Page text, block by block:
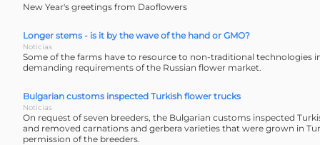
New Year's greetings from Daoflowers
Longer stems - is it by the wave of the hand or GMO?
Noticias
Some of the farms have to resource to non-traditional technologies
demanding requirements of the Russian flower market.
Bulgarian customs inspected Turkish flower trucks
Noticias
On request of seven breeders, the Bulgarian customs inspected
and removed carnations and gerbera varieties that were grown in
permission of the breeders.